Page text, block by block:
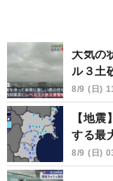
大気の
ル３土
8/9 (日)
【地
する最
8/9 (日)